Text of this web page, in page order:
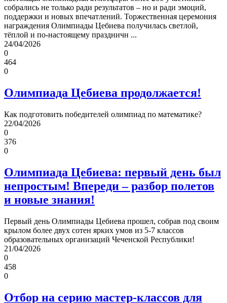
собрались не только ради результатов – но и ради эмоций,
поддержки и новых впечатлений. Торжественная церемония
награждения Олимпиады Цебиева получилась светлой,
тёплой и по‑настоящему праздничн ...
24/04/2026
0
464
0
️Олимпиада Цебиева продолжается!
Как подготовить победителей олимпиад по математике?
22/04/2026
0
376
0
Олимпиада Цебиева: первый день был
непростым! Впереди – разбор полетов
и новые знания!
Первый день Олимпиады Цебиева прошел, собрав под своим
крылом более двух сотен ярких умов из 5-7 классов
образовательных организаций Чеченской Республики!
21/04/2026
0
458
0
Отбор на серию мастер-классов для